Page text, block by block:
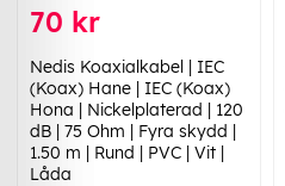
70 kr
Nedis Koaxialkabel | IEC
(Koax) Hane | IEC (Koax)
Hona | Nickelplaterad | 120
dB | 75 Ohm | Fyra skydd |
1.50 m | Rund | PVC | Vit |
Låda